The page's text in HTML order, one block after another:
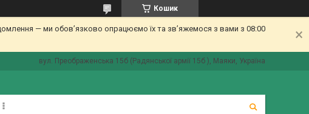
Кошик
— ми обов’язково опрацюємо їх та зв’яжемося з вами з 08:00
вул. Преображенська 15б (Радянської армії 15б ), Маяки, Україна